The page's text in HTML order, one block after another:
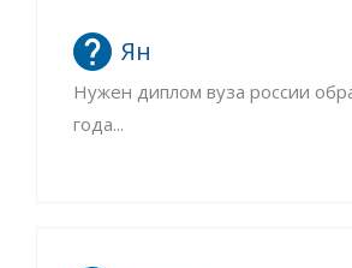
Ян
Нужен диплом вуза россии
года...